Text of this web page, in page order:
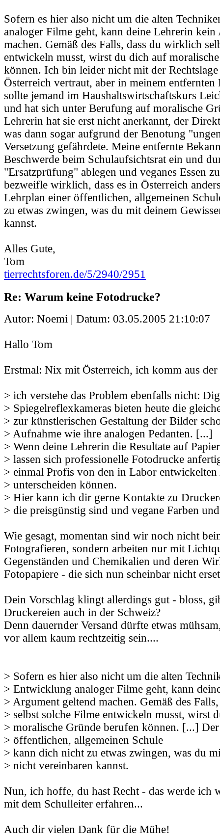
Sofern es hier also nicht um die alten
analoger Filme geht, kann deine Lehrerin kein
machen. Gemäß des Falls, dass du wirklich
entwickeln musst, wirst du dich auf
können. Ich bin leider nicht mit der
Österreich vertraut, aber in meinem entfernten
sollte jemand im Haushaltswirtschaftskurs
und hat sich unter Berufung auf moralische
Lehrerin hat sie erst nicht anerkannt, der
was dann sogar aufgrund der Benotung
Versetzung gefährdete. Meine entfernte
Beschwerde beim Schulaufsichtsrat ein und
"Ersatzprüfung" ablegen und veganes Essen
bezweifle wirklich, dass es in Österreich
Lehrplan einer öffentlichen, allgemeinen
zu etwas zwingen, was du mit deinem
kannst.
Alles Gute,
Tom
tierrechtsforen.de/5/2940/2951
Re: Warum keine Fotodrucke?
Autor: Noemi | Datum: 03.05.2005 21:10:07
Hallo Tom
Erstmal: Nix mit Österreich, ich komm aus
> ich verstehe das Problem ebenfalls nicht:
> Spiegelreflexkameras bieten heute die
> zur künstlerischen Gestaltung der Bilder
> Aufnahme wie ihre analogen Pedanten. [...]
> Wenn deine Lehrerin die Resultate auf
> lassen sich professionelle Fotodrucke
> einmal Profis von den in Labor entwickelten
> unterscheiden können.
> Hier kann ich dir gerne Kontakte zu
> die preisgünstig sind und vegane Farben
Wie gesagt, momentan sind wir noch nicht
Fotografieren, sondern arbeiten nur mit
Gegenständen und Chemikalien und deren
Fotopapiere - die sich nun scheinbar nicht
Dein Vorschlag klingt allerdings gut - bloss,
Druckereien auch in der Schweiz?
Denn dauernder Versand dürfte etwas
vor allem kaum rechtzeitig sein....
> Sofern es hier also nicht um die alten
> Entwicklung analoger Filme geht, kann
> Argument geltend machen. Gemäß des
> selbst solche Filme entwickeln musst, wirst
> moralische Gründe berufen können. [...]
> öffentlichen, allgemeinen Schule
> kann dich nicht zu etwas zwingen, was du
> nicht vereinbaren kannst.
Nun, ich hoffe, du hast Recht - das werde ich
mit dem Schulleiter erfahren...
Auch dir vielen Dank für die Mühe!